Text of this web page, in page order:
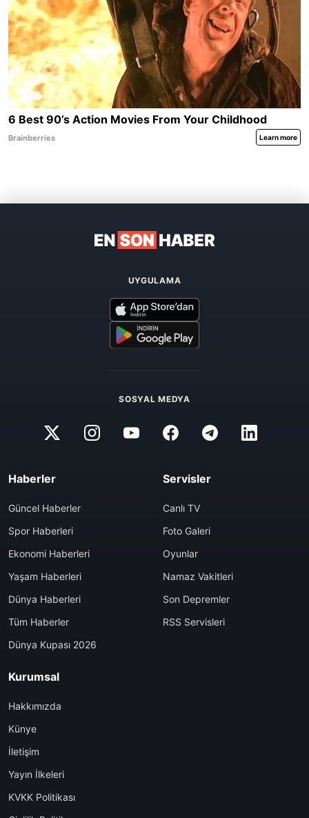
UYGULAMA
SOSYAL MEDYA
Haberler
Güncel Haberler
Spor Haberleri
Ekonomi Haberleri
Yaşam Haberleri
Dünya Haberleri
Tüm Haberler
Dünya Kupası 2026
Servisler
Canlı TV
Foto Galeri
Oyunlar
Namaz Vakitleri
Son Depremler
RSS Servisleri
Kurumsal
Hakkımızda
Künye
İletişim
Yayın İlkeleri
KVKK Politikası